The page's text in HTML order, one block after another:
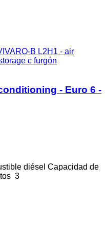
B L2H1 - air
c furgón
- Euro 6 -
diésel Capacidad de
3